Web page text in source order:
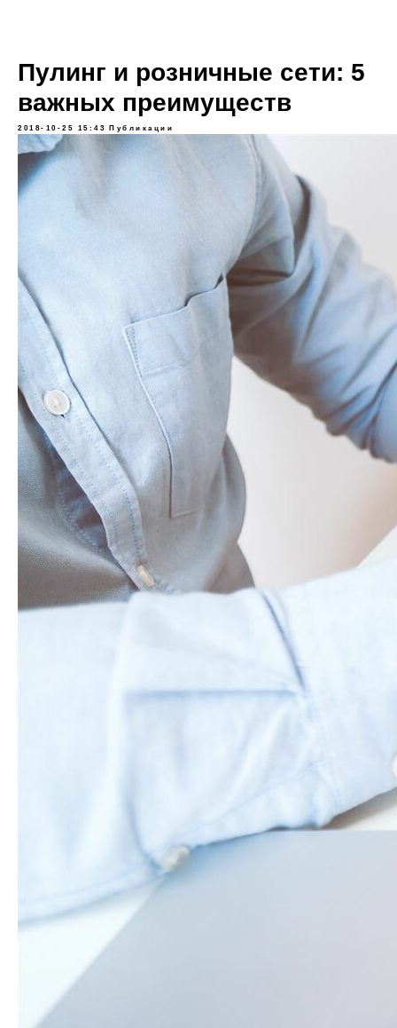
Пулинг и розничные сети: 5
важных преимуществ
2018-10-25 15:43 Публикации